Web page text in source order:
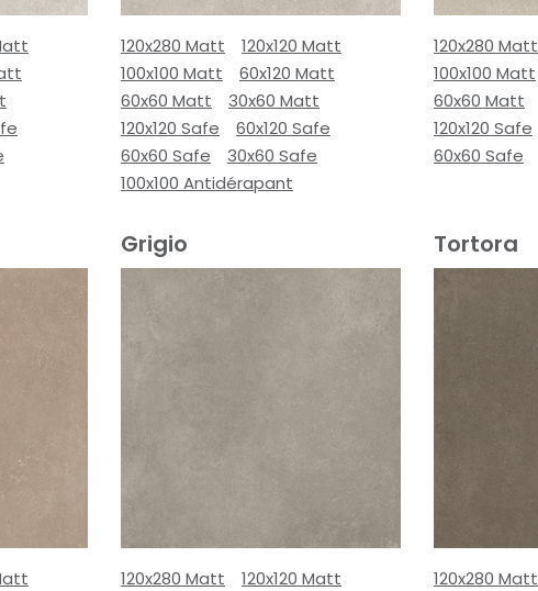
120x280 Matt
120x120 Matt
100x100 Matt
60x120 Matt
60x60 Matt
30x60 Matt
120x120 Safe
60x120 Safe
60x60 Safe
30x60 Safe
100x100 Antidérapant
120x280 Matt
100x100 Matt
60x60 Matt
120x120 Safe
60x60 Safe
Grigio
120x280 Matt
120x120 Matt
Tortora
120x280 Matt